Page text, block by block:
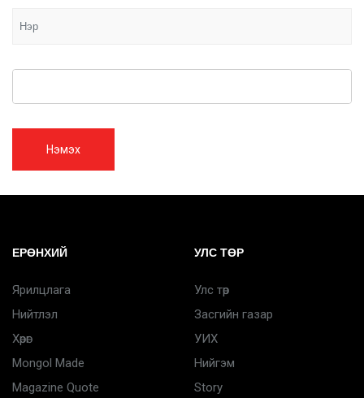
Нэмэх
ЕРӨНХИЙ
Ярилцлага
Нийтлэл
Хөрөг
Mongol Made
Magazine Quote
УЛС ТӨР
Улс төр
Засгийн газар
УИХ
Нийгэм
Story